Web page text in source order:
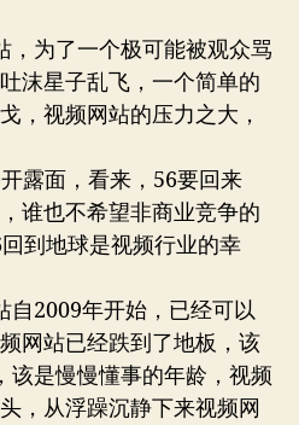
为了一个极可能被观众骂
沫星子乱飞，一个简单的
，视频网站的压力之大，
露面，看来，56要回来
谁也不希望非商业竞争的
到地球是视频行业的幸
2009年开始，已经可以
网站已经跌到了地板，该
该是慢慢懂事的年龄，视频
，从浮躁沉静下来视频网